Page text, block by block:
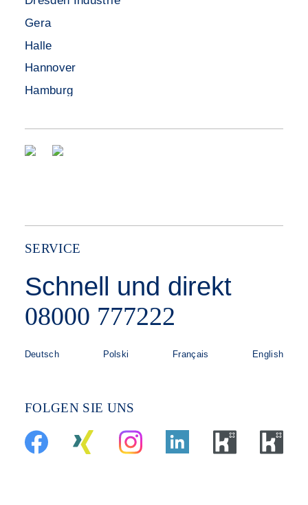
Gera
Halle
Hannover
Hamburg
SERVICE
Schnell und direkt
08000 777222
Deutsch Polski Français English
FOLGEN SIE UNS